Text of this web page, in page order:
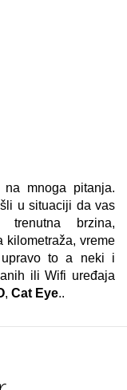
mnoga pitanja.
u situaciji da vas
trenutna brzina,
kilometraža, vreme
upravo to a neki i
ili Wifi uređaja
, Cat Eye..